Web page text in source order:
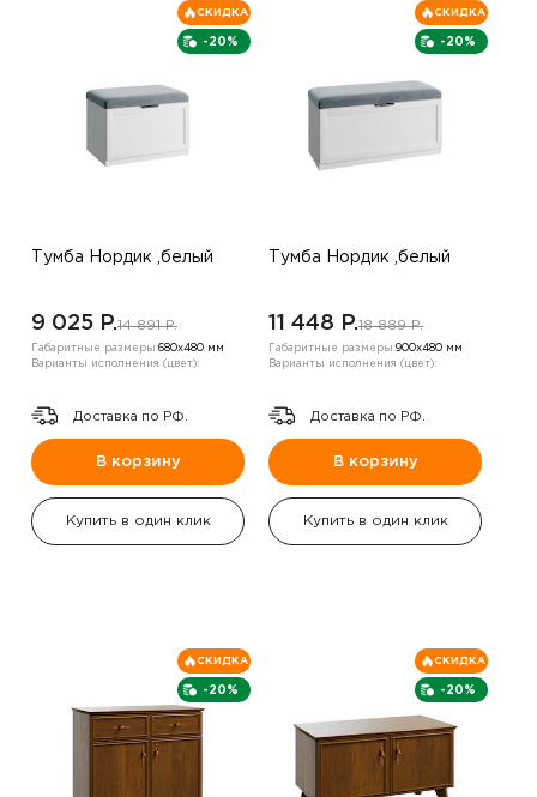
-20%
СКИДКА
Тумба Нордик ,белый
9 025 P.14 891 P.
Габаритные размеры:680х480 мм
Варианты исполнения (цвет):
Доставка по РФ.
В корзину
Купить в один клик
-20%
СКИДКА
Тумба Нордик ,белый
11 448 P.18 889 P.
Габаритные размеры:900х480 мм
Варианты исполнения (цвет):
Доставка по РФ.
В корзину
Купить в один клик
-20%
СКИДКА
-20%
СКИДКА